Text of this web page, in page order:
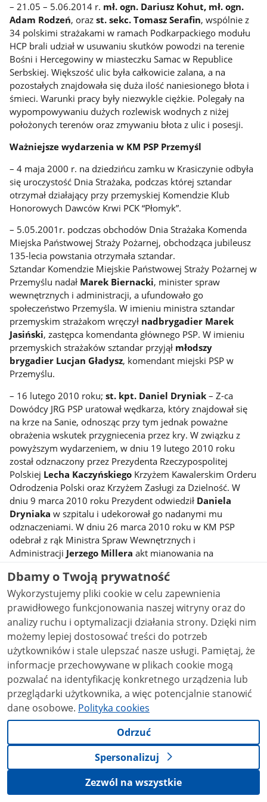
– 21.05 – 5.06.2014 r. mł. ogn. Dariusz Kohut, mł. ogn.
Adam Rodzeń, orazst. sekc. Tomasz Serafin, wspólnie z
34 polskimi strażakami w ramach Podkarpackiego modułu
HCP brali udział w usuwaniu skutków powodzi na terenie
Bośni i Hercegowiny w miasteczku Samac w Republice
Serbskiej. Większość ulic była całkowicie zalana, a na
pozostałych znajdowała się duża ilość naniesionego błota i
śmieci. Warunki pracy były niezwykle ciężkie. Polegały na
wypompowywaniu dużych rozlewisk wodnych z niżej
położonych terenów oraz zmywaniu błota z ulic i posesji.
Ważniejsze wydarzenia w KM PSP Przemyśl
– 4 maja 2000 r. na dziedzińcu zamku w Krasiczynie odbyła
się uroczystość Dnia Strażaka, podczas której sztandar
otrzymał działający przy przemyskiej Komendzie Klub
Honorowych Dawców Krwi PCK “Płomyk”.
– 5.05.2001r. podczas obchodów Dnia Strażaka Komenda
Miejska Państwowej Straży Pożarnej, obchodząca jubileusz
135-lecia powstania otrzymała sztandar.
Sztandar Komendzie Miejskie Państwowej Straży Pożarnej w
Przemyślu nadał Marek Biernacki, minister spraw
wewnętrznych i administracji, a ufundowało go
społeczeństwo Przemyśla. W imieniu ministra sztandar
przemyskim strażakom wręczył nadbrygadier Marek
Jasiński, zastępca komendanta głównego PSP. W imieniu
przemyskich strażaków sztandar przyjął młodszy
brygadier Lucjan Gładysz, komendant miejski PSP w
Przemyślu.
– 16 lutego 2010 roku;st. kpt. Daniel Dryniak – Z-ca
Dowódcy JRG PSP uratował wędkarza, który znajdował się
na krze na Sanie, odnosząc przy tym jednak poważne
obrażenia wskutek przygniecenia przez kry. W związku z
powyższym wydarzeniem, w dniu 19 lutego 2010 roku
został odznaczony przez Prezydenta Rzeczypospolitej
Polskiej Lecha Kaczyńskiego Krzyżem Kawalerskim Orderu
Odrodzenia Polski oraz Krzyżem Zasługi za Dzielność. W
dniu 9 marca 2010 roku Prezydent odwiedził Daniela
Dryniaka w szpitalu i udekorował go nadanymi mu
odznaczeniami. W dniu 26 marca 2010 roku w KM PSP
odebrał z rąk Ministra Spraw Wewnętrznych i
Administracji Jerzego Millera akt mianowania na
stopieńmłodszego brygadiera.
– 27 czerwca 2012 roku; ogn. Krzysztof Kochanowicz
Starszy Operator Sprzętu Specjalnego w czasie wolnym od
służby, działając w stanie wyższej konieczności bez
odpowiedniego zabezpieczenia, ewakuował
poszkodowanego z objętego pożarem domu w Wyszatycach
a następnie wyniósł z płonącej kuchni butlę gazową. Za
swoją postawę w dniu 24 października 2013r. został
odznaczony „Krzyżem Zasługi za Dzielność” przez Ministra
Spraw WewnętrznychBartłomieja Sienkiewicza.
Opracował:st. bryg. Tadeusz Kudyba
stopka
Komenda Miejska Państwowej Straży Pożarnej w
Dbamy o Twoją prywatność
Wykorzystujemy pliki cookie w celu zapewnienia
prawidłowego funkcjonowania naszej witryny oraz do
analizy ruchu i optymalizacji działania strony. Dzięki nim
możemy lepiej dostosować treści do potrzeb
użytkowników i stale ulepszać nasze usługi. Pamiętaj, że
informacje przechowywane w plikach cookie mogą
pozwalać na identyfikację konkretnego urządzenia lub
przeglądarki użytkownika, a więc potencjalnie stanowić
dane osobowe. Polityka cookies
Odrzuć
Spersonalizuj
Zezwól na wszystkie